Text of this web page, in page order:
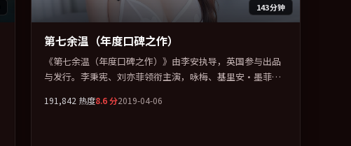
143分钟
第七余温（年度口碑之作）
《第七余温（年度口碑之作）》由李安执导，英国参与出品
与发行。李秉宪、刘亦菲领衔主演，咏梅、基里安·墨菲联
片以「奇幻」类型为骨架，在叙事、表演与视听上力求统
191,842 热度8.6分2019-04-06